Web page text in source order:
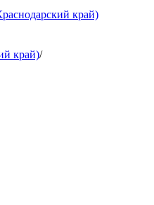
край)
край)/